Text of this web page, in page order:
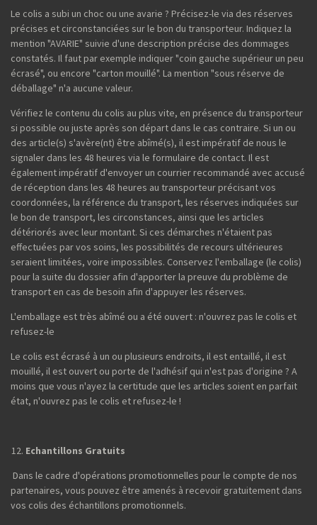
Le colis a subi un choc ou une avarie ? Précisez-le via des réserves
précises et circonstanciées sur le bon du transporteur. Indiquez la
mention "AVARIE" suivie d'une description précise des dommages
constatés. Il faut par exemple indiquer "coin gauche supérieur un peu
écrasé", ou encore "carton mouillé". La mention "sous réserve de
déballage" n'a aucune valeur.
Vérifiez le contenu du colis au plus vite, en présence du transporteur
si possible ou juste après son départ dans le cas contraire. Si un ou
des article(s) s'avère(nt) être abîmé(s), il est impératif de nous le
signaler dans les 48 heures via le formulaire de contact. Il est
également impératif d'envoyer un courrier recommandé avec accusé
de réception dans les 48 heures au transporteur précisant vos
coordonnées, la référence du transport, les réserves indiquées sur
le bon de transport, les circonstances, ainsi que les articles
détériorés avec leur montant. Si ces démarches n'étaient pas
effectuées par vos soins, les possibilités de recours ultérieures
seraient limitées, voire impossibles. Conservez l'emballage (le colis)
pour la suite du dossier afin d'apporter la preuve du problème de
transport en cas de besoin afin d'appuyer les réserves.
L'emballage est très abîmé ou a été ouvert : n'ouvrez pas le colis et
refusez-le
Le colis est écrasé à un ou plusieurs endroits, il est entaillé, il est
mouillé, il est ouvert ou porte de l'adhésif qui n'est pas d'origine ? A
moins que vous n'ayez la certitude que les articles soient en parfait
état, n'ouvrez pas le colis et refusez-le !
Echantillons Gratuits
Dans le cadre d'opérations promotionnelles pour le compte de nos
partenaires, vous pouvez être amenés à recevoir gratuitement dans
vos colis des échantillons promotionnels.